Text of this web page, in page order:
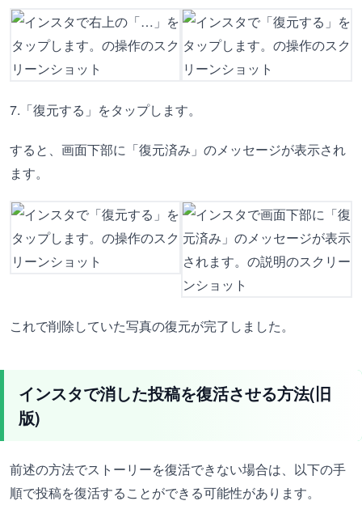
7.「復元する」をタップします。
すると、画面下部に「復元済み」のメッセージが表示され
ます。
これで削除していた写真の復元が完了しました。
インスタで消した投稿を復活させる方法(旧
版)
前述の方法でストーリーを復活できない場合は、以下の手
順で投稿を復活することができる可能性があります。